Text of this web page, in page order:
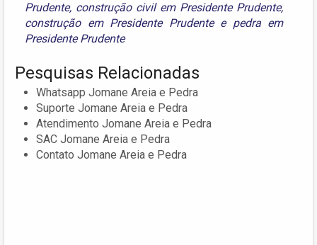
Prudente, construção civil em Presidente Prudente,
construção em Presidente Prudentee pedra em
Presidente Prudente
Pesquisas Relacionadas
Whatsapp Jomane Areia e Pedra
Suporte Jomane Areia e Pedra
Atendimento Jomane Areia e Pedra
SAC Jomane Areia e Pedra
Contato Jomane Areia e Pedra